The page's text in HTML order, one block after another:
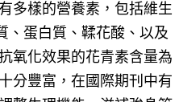
多樣的營養素，包括維生
、蛋白質、鞣花酸、以及
氧化效果的花青素含量為
分豐富，在國際期刊中有